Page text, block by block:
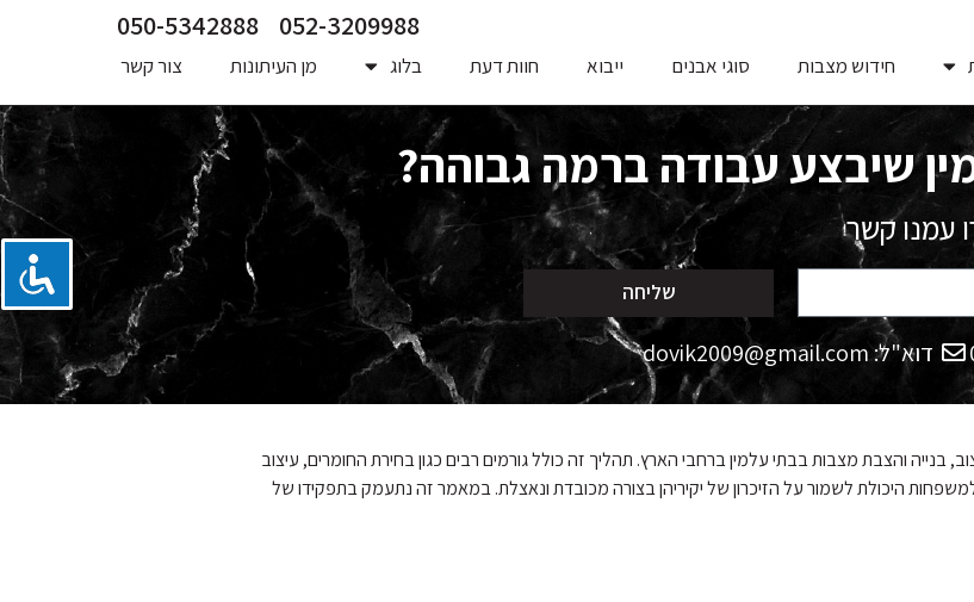
052-3209988
050-5342888
חידוש מצבות סוגי אבנים ייבוא חוות דעת בלוג מן העיתונות צור קשר
שיבצע עבודה ברמה גבוהה?
עמנו קשר
שליחה
דוא"ל: dovik2009@gmail.com
והצבת מצבות בבתי עלמין ברחבי הארץ. תהליך זה כולל גורמים רבים כגון בחירת החומרים, עיצוב
היכולת לשמור על הזיכרון של יקיריהן בצורה מכובדת ונאצלת. במאמר זה נתעמק בתפקידו של